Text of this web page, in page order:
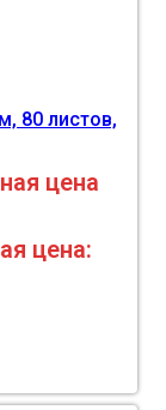
80 листов,
цена
цена: